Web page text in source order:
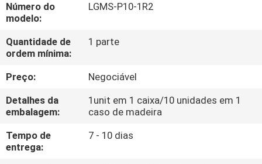
CONTROLE
DA
QUALIDADE
CONTACTE-
NOS
NOTÍCIA
Número do
modelo:
LGMS-P10-1R2
Quantidade de
ordem mínima:
1 parte
Preço:
Negociável
Detalhes da
embalagem:
1unit em 1 caixa/10 unidades em 1
caso de madeira
Tempo de
entrega:
7 - 10 dias